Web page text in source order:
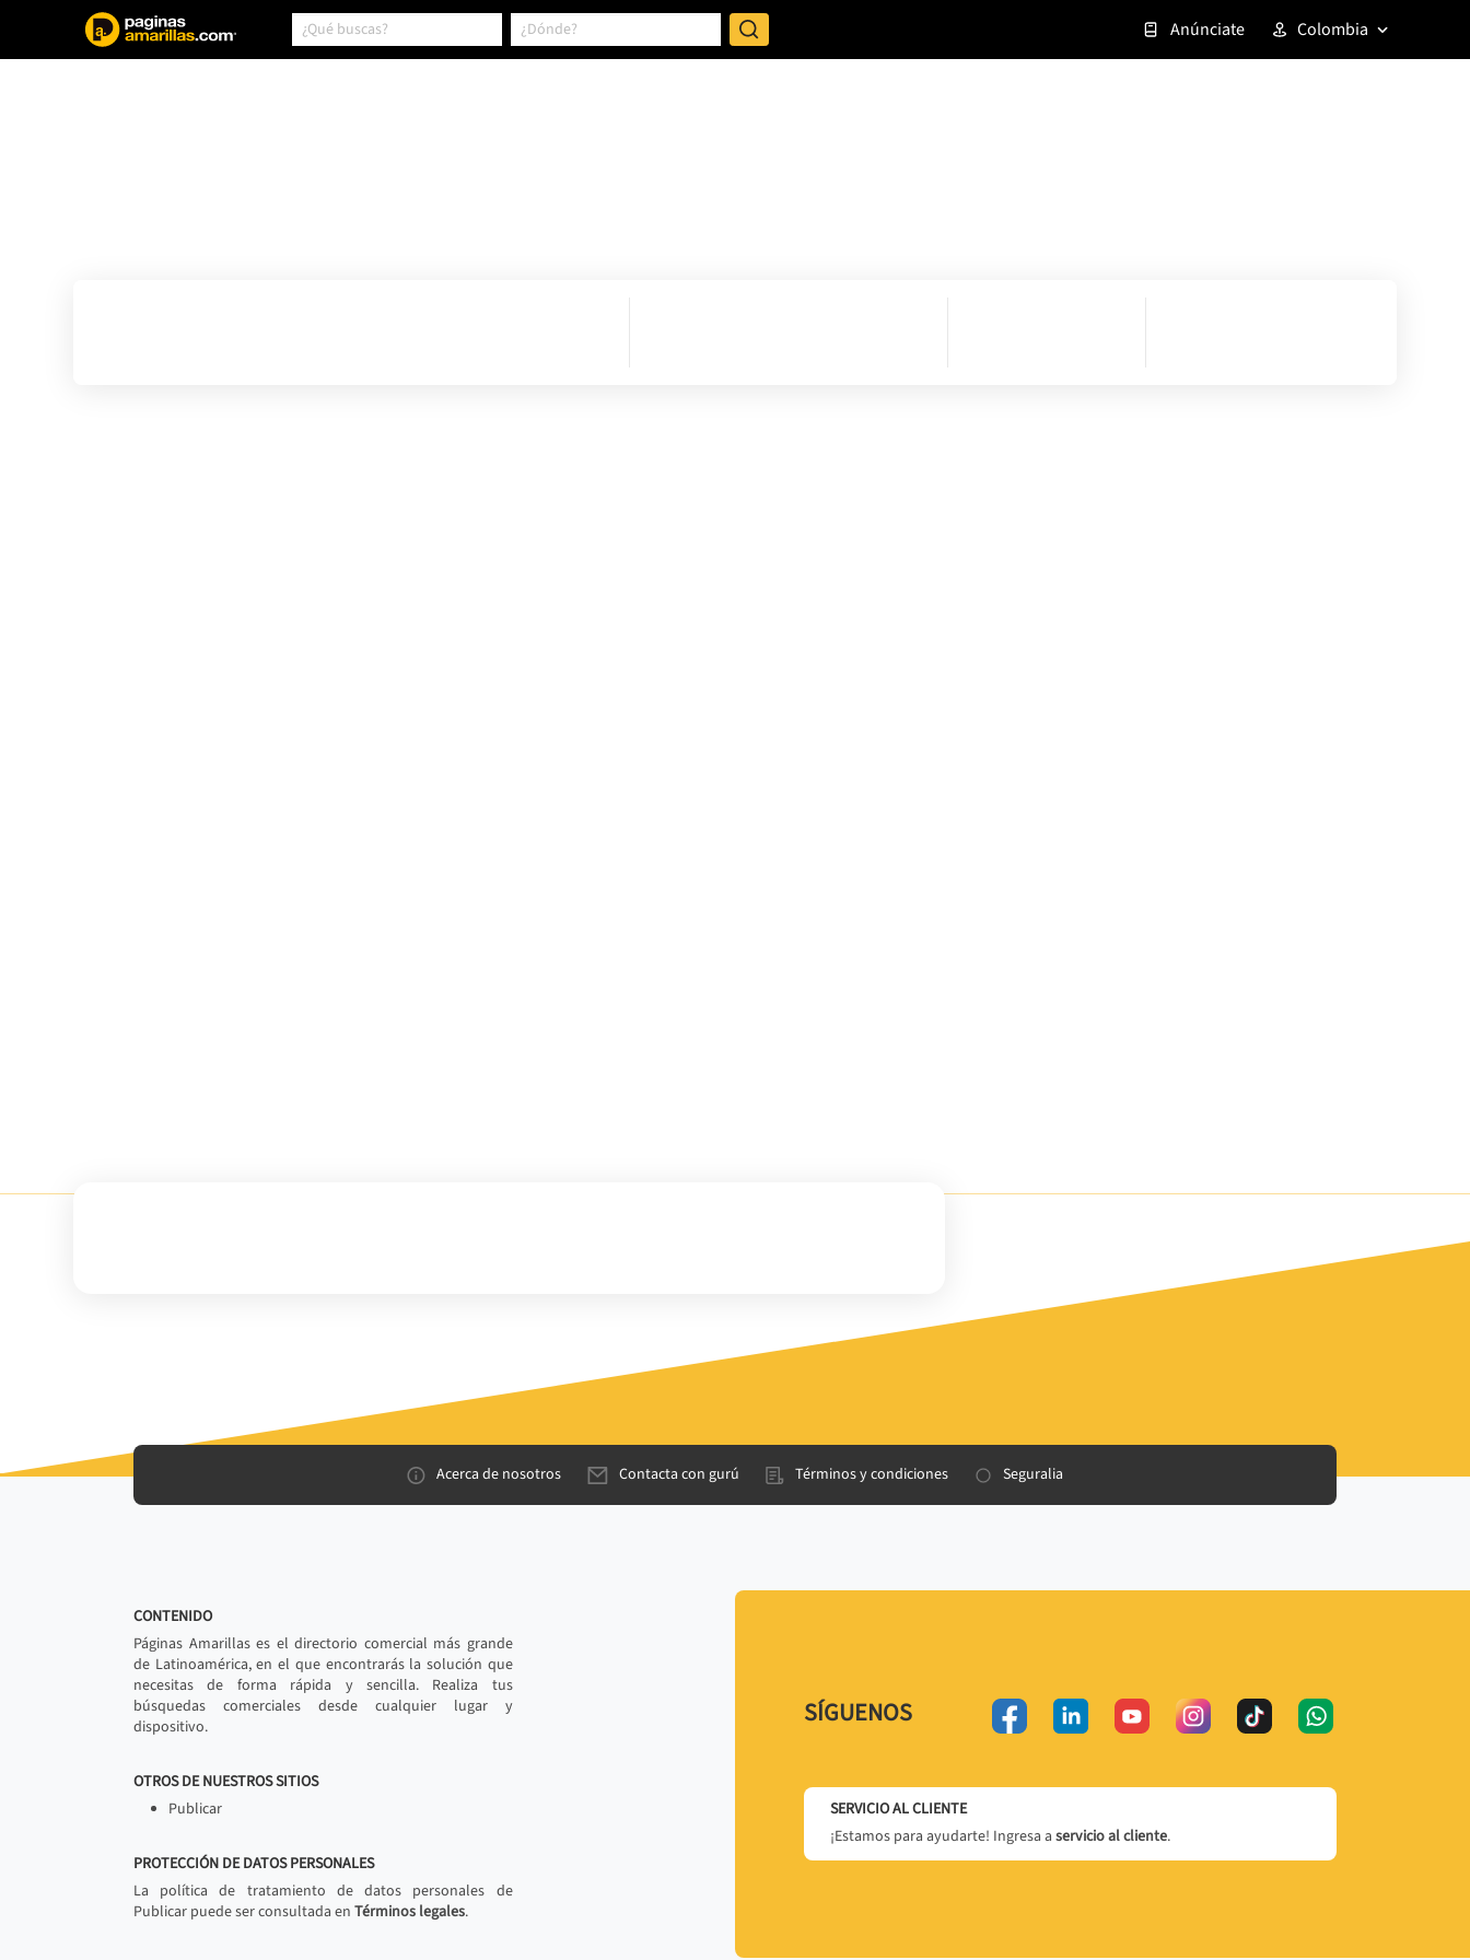
Anúnciate Colombia
Acerca de nosotros Contacta con gurú Términos y condiciones Seguralia
CONTENIDO
Páginas Amarillas es el directorio comercial más grande
de Latinoamérica, en el que encontrarás la solución que
necesitas de forma rápida y sencilla. Realiza tus
búsquedas comerciales desde cualquier lugar y
dispositivo.
OTROS DE NUESTROS SITIOS
Publicar
PROTECCIÓN DE DATOS PERSONALES
La política de tratamiento de datos personales de
Publicar puede ser consultada en Términos legales.
SÍGUENOS
SERVICIO AL CLIENTE
¡Estamos para ayudarte! Ingresa a servicio al cliente.